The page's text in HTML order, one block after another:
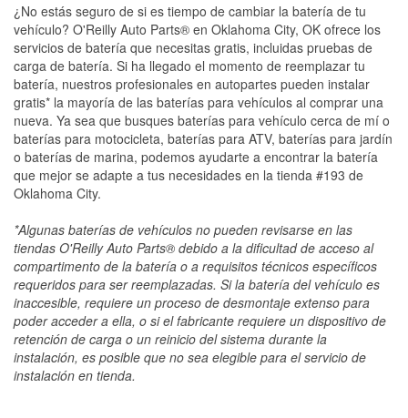
¿No estás seguro de si es tiempo de cambiar la batería de tu
vehículo? O'Reilly Auto Parts® en Oklahoma City, OK ofrece los
servicios de batería que necesitas gratis, incluidas pruebas de
carga de batería. Si ha llegado el momento de reemplazar tu
batería, nuestros profesionales en autopartes pueden instalar
gratis* la mayoría de las baterías para vehículos al comprar una
nueva. Ya sea que busques baterías para vehículo cerca de mí o
baterías para motocicleta, baterías para ATV, baterías para jardín
o baterías de marina, podemos ayudarte a encontrar la batería
que mejor se adapte a tus necesidades en la tienda #193 de
Oklahoma City.
*Algunas baterías de vehículos no pueden revisarse en las
tiendas O'Reilly Auto Parts® debido a la dificultad de acceso al
compartimento de la batería o a requisitos técnicos específicos
requeridos para ser reemplazadas. Si la batería del vehículo es
inaccesible, requiere un proceso de desmontaje extenso para
poder acceder a ella, o si el fabricante requiere un dispositivo de
retención de carga o un reinicio del sistema durante la
instalación, es posible que no sea elegible para el servicio de
instalación en tienda.